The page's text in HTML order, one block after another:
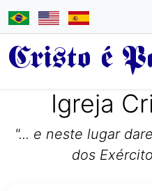
Cristo é
Igreja
"... e neste lugar
dos